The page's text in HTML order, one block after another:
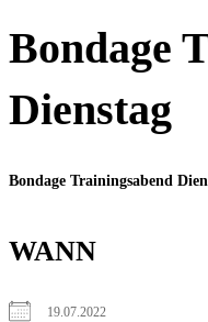
Bondage
Dienstag
Bondage Trainingsabend
WANN
19.07.2022